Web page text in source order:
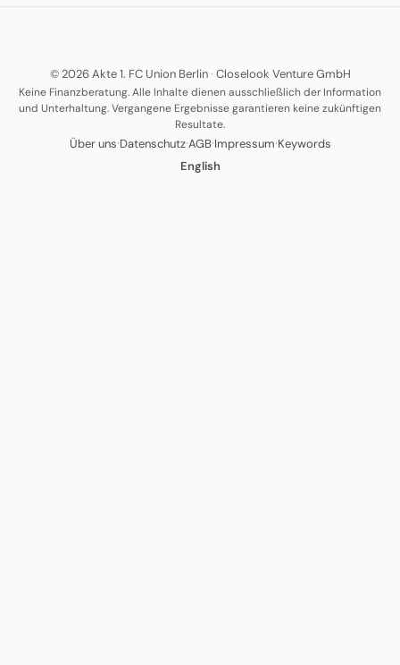
© 2026 Akte 1. FC Union Berlin· Closelook Venture GmbH
Keine Finanzberatung. Alle Inhalte dienen ausschließlich der Information
und Unterhaltung. Vergangene Ergebnisse garantieren keine zukünftigen
Resultate.
Über uns·Datenschutz·AGB·Impressum·Keywords
English